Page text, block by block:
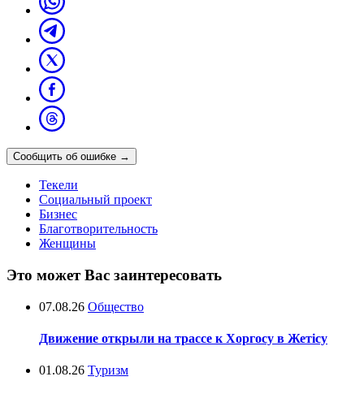
Сообщить об ошибке →
Текели
Социальный проект
Бизнес
Благотворительность
Женщины
Это может Вас заинтересовать
07.08.26 Общество
Движение открыли на трассе к Хоргосу в Жетісу
01.08.26 Туризм